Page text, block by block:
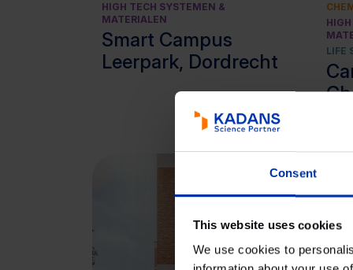
Consent
This website uses cookies
We use cookies to
HIGH TECH SYSTEMEN &
MATERIALEN
Smart Campus
Leerpark, Dordrecht
LIFE